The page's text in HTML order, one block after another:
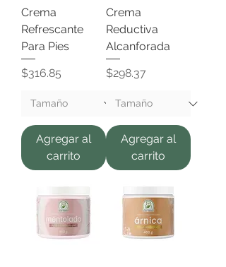
Crema
Refrescante
Para Pies
Precio
$316.85
Agregar al
carrito
Crema
Reductiva
Alcanforada
Precio
$298.37
Agregar al
carrito